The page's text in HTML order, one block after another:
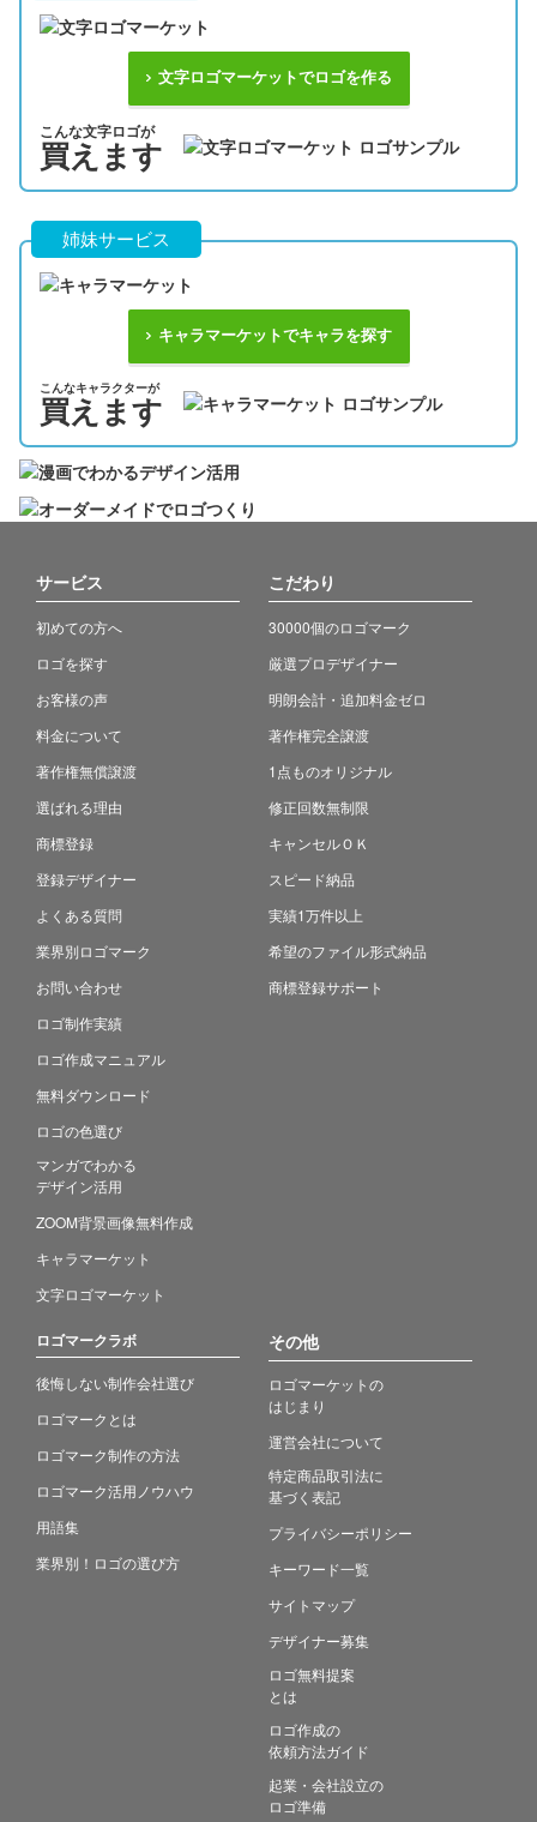
文字ロゴマーケットでロゴを作る
こんな文字ロゴが
買えます
姉妹サービス
キャラマーケットでキャラを探す
こんなキャラクターが
買えます
サービス
初めての方へ
ロゴを探す
お客様の声
料金について
著作権無償譲渡
選ばれる理由
商標登録
登録デザイナー
よくある質問
業界別ロゴマーク
お問い合わせ
ロゴ制作実績
ロゴ作成マニュアル
無料ダウンロード
ロゴの色選び
マンガでわかる
デザイン活用
ZOOM背景画像無料作成
キャラマーケット
文字ロゴマーケット
こだわり
30000個のロゴマーク
厳選プロデザイナー
明朗会計・追加料金ゼロ
著作権完全譲渡
1点ものオリジナル
修正回数無制限
キャンセルＯＫ
スピード納品
実績1万件以上
希望のファイル形式納品
商標登録サポート
ロゴマークラボ
後悔しない制作会社選び
ロゴマークとは
ロゴマーク制作の方法
ロゴマーク活用ノウハウ
用語集
業界別！ロゴの選び方
その他
ロゴマーケットの
はじまり
運営会社について
特定商品取引法に
基づく表記
プライバシーポリシー
キーワード一覧
サイトマップ
デザイナー募集
ロゴ無料提案
とは
ロゴ作成の
依頼方法ガイド
起業・会社設立の
ロゴ準備